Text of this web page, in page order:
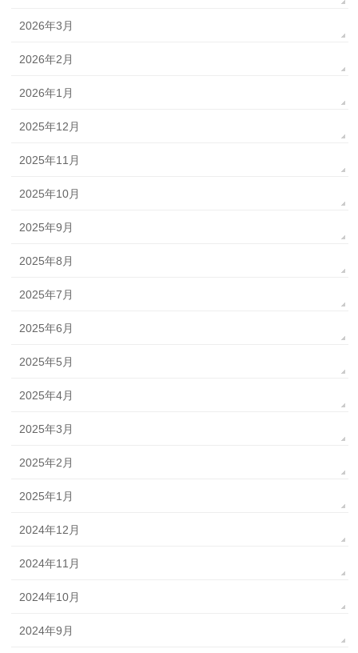
2026年3月
2026年2月
2026年1月
2025年12月
2025年11月
2025年10月
2025年9月
2025年8月
2025年7月
2025年6月
2025年5月
2025年4月
2025年3月
2025年2月
2025年1月
2024年12月
2024年11月
2024年10月
2024年9月